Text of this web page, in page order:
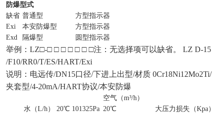
防爆型式
缺省 普通型
方型指示器
Exi
本安防爆型
方型指示器
Exd
隔爆型 圆型指示器
举例：LZ□-□ □ □ □ □ □ □注：无选择项可以缺省。 LZ D-15
/F10/RR0/T/ES/HART/Exi
说明：电远传/DN15口径/下进上出型/材质 0Cr18Ni12Mo2Ti/
夹套型/4-20mA/HART协议/本安防爆
水（L/h） 20℃ 101325Pa
空气（m³/h）
20℃
大压力损失（Kpa）